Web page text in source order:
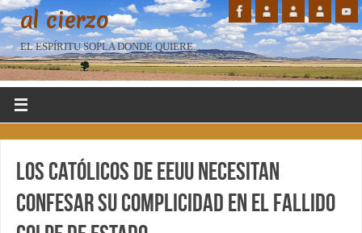
al cierzo
EL ESPÍRITU SOPLA DONDE QUIERE...
Los católicos de EEUU necesitan
confesar su complicidad en el fallido